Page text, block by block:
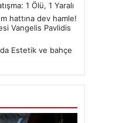
1 Ölü, 1 Yaralı
hattına dev hamle!
Vangelis Pavlidis
Estetik ve bahçe